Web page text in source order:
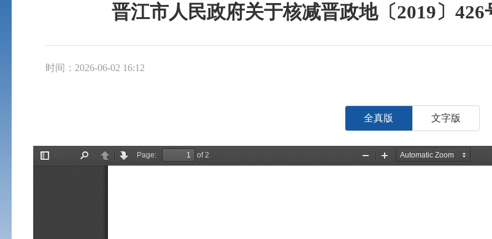
晋江市人民政府关于核减晋政地〔2019〕
时间：2026-06-02 16:12
全真版 文字版